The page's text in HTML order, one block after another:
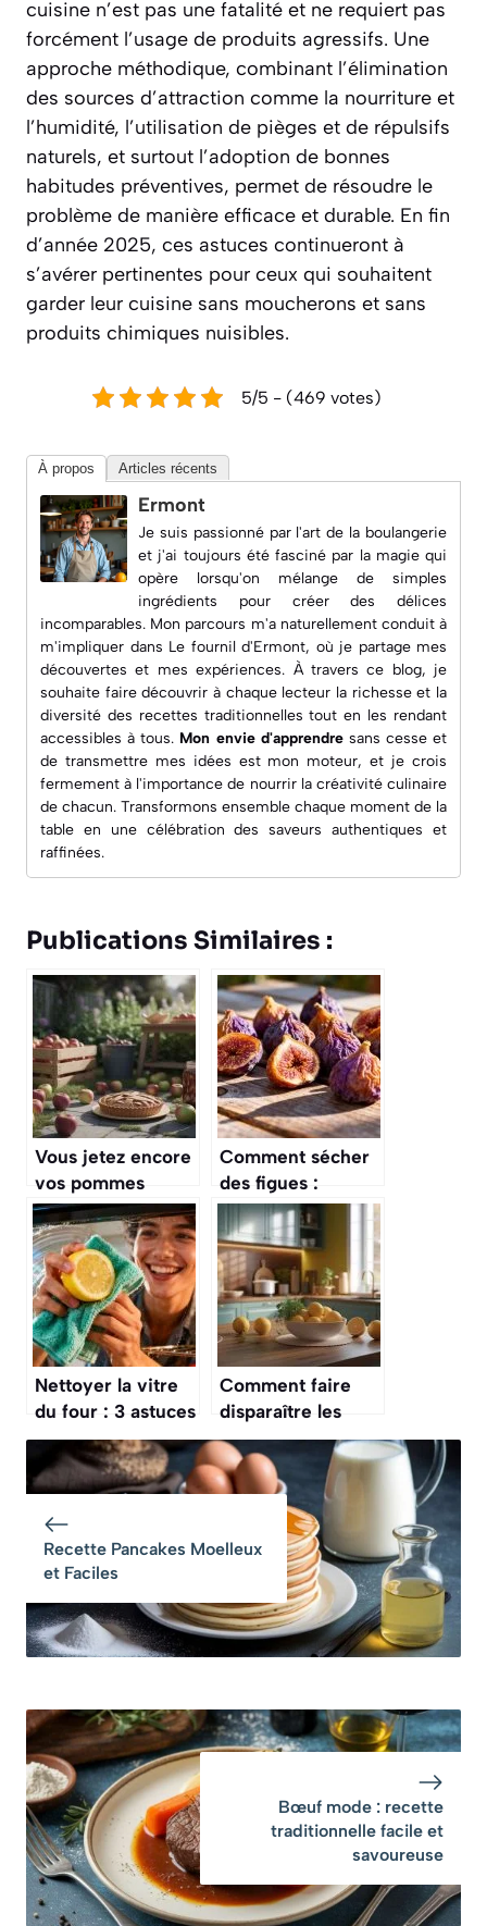
cuisine n’est pas une fatalité et ne requiert pas
forcément l’usage de produits agressifs. Une
approche méthodique, combinant l’élimination
des sources d’attraction comme la nourriture et
l’humidité, l’utilisation de pièges et de répulsifs
naturels, et surtout l’adoption de bonnes
habitudes préventives, permet de résoudre le
problème de manière efficace et durable. En fin
d’année 2025, ces astuces continueront à
s’avérer pertinentes pour ceux qui souhaitent
garder leur cuisine sans moucherons et sans
produits chimiques nuisibles.
5/5 - (469 votes)
À propos Articles récents
Ermont
Je suis passionné par l'art de la boulangerie
et j'ai toujours été fasciné par la magie qui
opère lorsqu'on mélange de simples
ingrédients pour créer des délices
incomparables. Mon parcours m'a naturellement conduit à
m'impliquer dans Le fournil d'Ermont, où je partage mes
découvertes et mes expériences. À travers ce blog, je
souhaite faire découvrir à chaque lecteur la richesse et la
diversité des recettes traditionnelles tout en les rendant
accessibles à tous. Mon envie d'apprendresans cesse et
de transmettre mes idées est mon moteur, et je crois
fermement à l'importance de nourrir la créativité culinaire
de chacun. Transformons ensemble chaque moment de la
table en une célébration des saveurs authentiques et
raffinées.
Publications Similaires :
Vous jetez encore
vos pommes
tombées ? Voici
comment
transformer ces
« déchets » en or
pour votre jardin
et votre cuisine
Comment sécher
des figues :
astuces et
méthode simple
Nettoyer la vitre
du four : 3 astuces
naturelles et
faciles
Comment faire
disparaître les
moucherons de la
cuisine ?
Recette Pancakes Moelleux
et Faciles
Bœuf mode : recette
traditionnelle facile et
savoureuse